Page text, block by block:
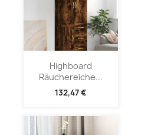
Highboard
Räuchereiche...
132,47 €